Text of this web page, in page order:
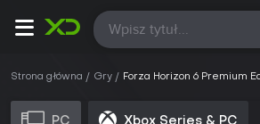
Wszystkie
Strona główna Gry Forza Horizon 6 Premium
PC Xbox Series & PC